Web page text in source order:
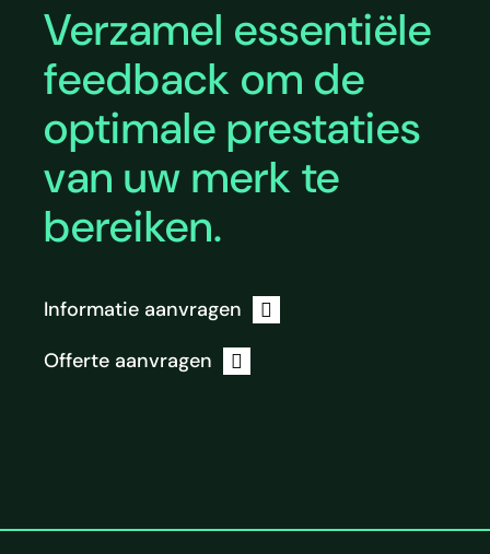
Verzamel essentiële
feedback om de
optimale prestaties
van uw merk te
bereiken.
Informatie aanvragen
Offerte aanvragen